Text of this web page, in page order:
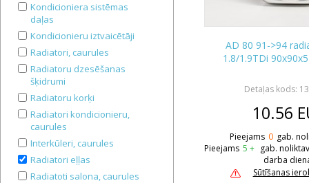
Kondicioniera sistēmas
daļas
Kondicionieru iztvaicētāji
Radiatori, caurules
Radiatoru dzesēšanas
šķidrumi
Radiatoru korķi
Radiatori kondicionieru,
caurules
Interkūleri, caurules
Radiatori eļļas
Radiatoti salona, caurules
AD 80 91->94
1.8/1.9TDi
Detaļas kods:
10.56
Pieejams 0 gab.
Pieejams 5 + gab.
darba
Sūtīšanas